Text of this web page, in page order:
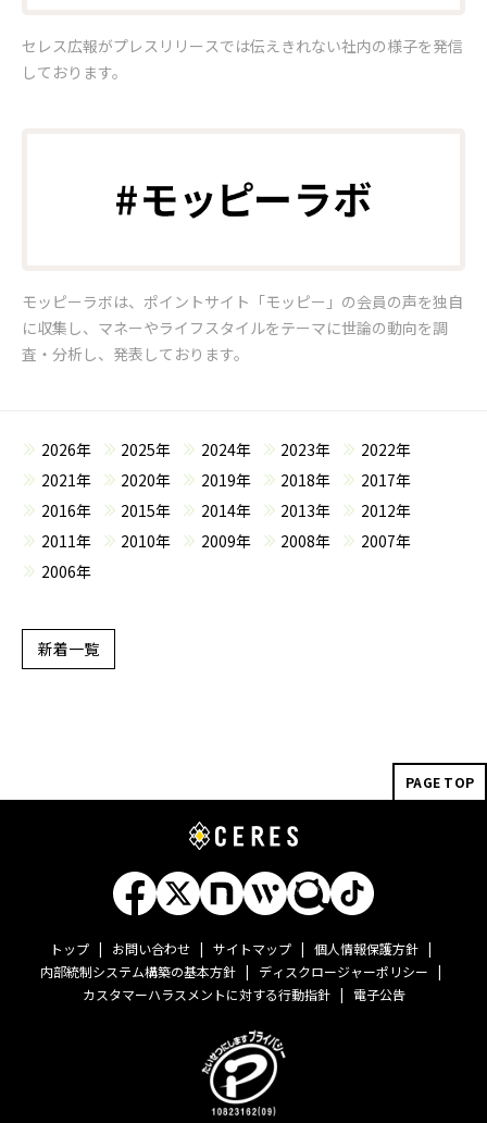
セレス広報がプレスリリースでは伝えきれない社内の様子を発信
しております。
モッピーラボは、ポイントサイト「モッピー」の会員の声を独自
に収集し、マネーやライフスタイルをテーマに世論の動向を調
査・分析し、発表しております。
2026年 2025年 2024年 2023年
2022年
2021年
2020年 2019年 2018年
2017年
2016年
2015年 2014年 2013年
2012年
2011年
2010年 2009年 2008年
2007年
2006年
新着一覧
PAGE TOP
トップ お問い合わせ サイトマップ
個人情報保護方針
内部統制システム構築の基本方針
ディスクロージャーポリシー
カスタマーハラスメントに対する行動指針
電子公告